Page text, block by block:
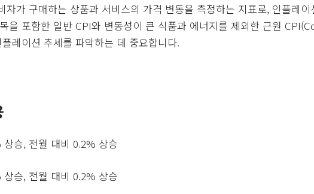
자가 구매하는 상품과 서비스의 가격 변동을 측정하는 지표로, 인플레
을 포함한 일반 CPI와 변동성이 큰 식품과 에너지를 제외한 근원
레이션 추세를 파악하는 데 중요합니다.
승, 전월 대비 0.2% 상승
승, 전월 대비 0.2% 상승